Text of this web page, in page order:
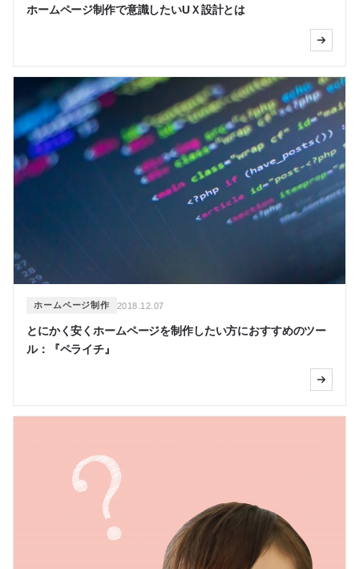
ホームページ制作で意識したいUＸ設計とは
ホームページ制作 2018.12.07
とにかく安くホームページを制作したい方におすすめのツー
ル：『ペライチ』